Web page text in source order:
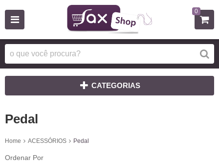
0
CATEGORIAS
Pedal
Home ACESSÓRIOS Pedal
Ordenar Por